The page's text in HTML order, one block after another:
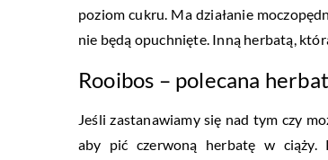
poziom cukru. Ma działanie
nie będą opuchnięte. Inną herbatą,
Rooibos – polecana
Jeśli zastanawiamy się nad tym czy
aby pić czerwoną herbatę w